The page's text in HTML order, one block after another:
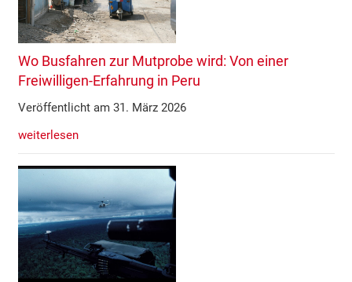
Wo Busfahren zur Mutprobe wird: Von einer
Freiwilligen-Erfahrung in Peru
Veröffentlicht am 31. März 2026
weiterlesen